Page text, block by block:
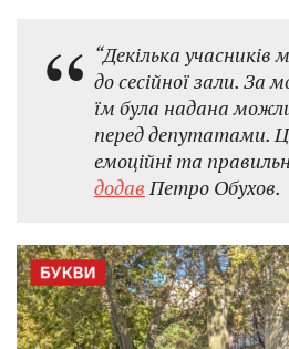
“Декілька
до сесійної зали. За
їм була надана
перед депутатами.
емоційні та
додавПетро Обухов.